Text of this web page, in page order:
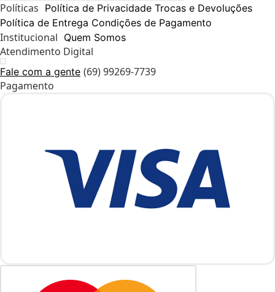
Políticas Política de Privacidade Trocas e Devoluções
Política de Entrega Condições de Pagamento
Institucional Quem Somos
Atendimento Digital
Fale com a gente (69) 99269-7739
Pagamento